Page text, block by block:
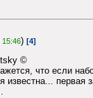
15:46) [4]
©
что если
известна... первая